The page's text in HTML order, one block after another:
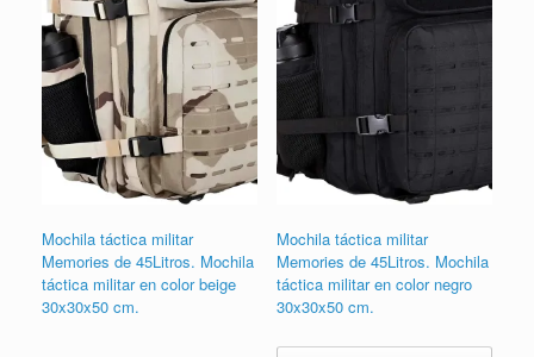
Mochila táctica militar
Memories de 45Litros. Mochila
táctica militar en color beige
30x30x50 cm.
Mochila táctica militar
Memories de 45Litros. Mochila
táctica militar en color negro
30x30x50 cm.